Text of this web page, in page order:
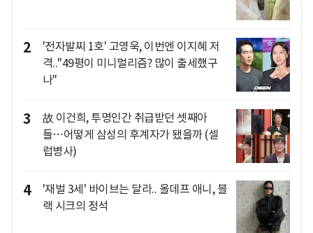
2
'전자발찌 1호' 고영욱, 이번엔 이지혜 저
격.."49평이 미니멀리즘? 많이 출세했구
나"
3
故 이건희, 투명인간 취급받던 셋째아
들…어떻게 삼성의 후계자가 됐을까 (셀
럽병사)
4
'재벌 3세' 바이브는 달라.. 올데프 애니, 블
랙 시크의 정석